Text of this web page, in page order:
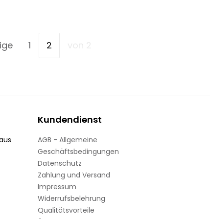
1 2
Kundendienst
AGB - Allgemeine
Geschäftsbedingungen
Datenschutz
Zahlung und Versand
Impressum
Widerrufsbelehrung
Qualitätsvorteile